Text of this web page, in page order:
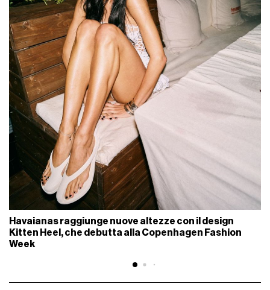
Havaianas raggiunge nuove altezze con il design
Kitten Heel, che debutta alla Copenhagen Fashion
Week